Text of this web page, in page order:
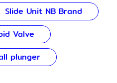
Slide Unit NB Brand
Valve
plunger